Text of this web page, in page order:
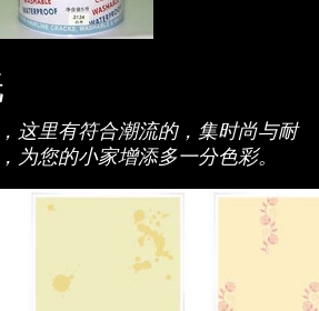
这里有符合潮流的，集时尚与耐
为您的小家增添多一分色彩。